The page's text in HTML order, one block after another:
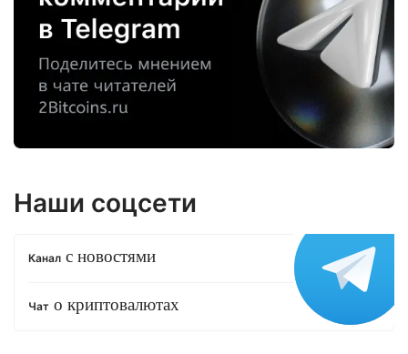
Наши соцсети
Канал с новостями
Чат о криптовалютах